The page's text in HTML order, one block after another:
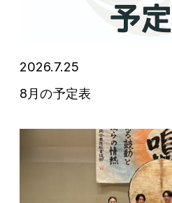
2026.7.25
8月の予定表